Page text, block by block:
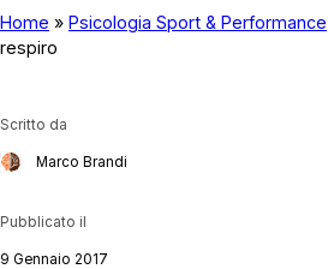
Home » Psicologia Sport & Performance
respiro
Scritto da
Marco Brandi
Pubblicato il
9 Gennaio 2017